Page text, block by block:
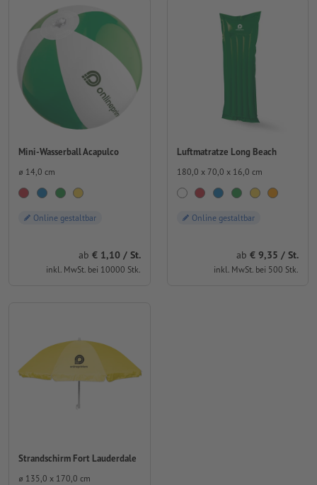
Mini-Wasserball Acapulco
⌀ 14,0 cm
Online gestaltbar
ab € 1,10 / St.
inkl. MwSt. bei 10000 Stk.
Luftmatratze Long Beach
180,0 x 70,0 x 16,0 cm
Online gestaltbar
ab € 9,35 / St.
inkl. MwSt. bei 500 Stk.
Strandschirm Fort Lauderdale
⌀ 135,0 x 170,0 cm